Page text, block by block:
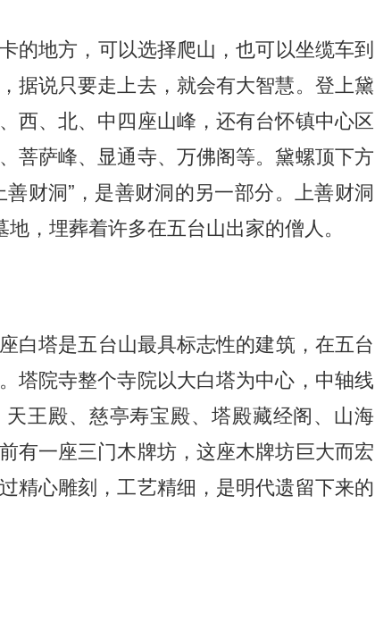
的地方，可以选择爬山，也可以坐缆车到
据说只要走上去，就会有大智慧。登上黛
西、北、中四座山峰，还有台怀镇中心区
菩萨峰、显通寺、万佛阁等。黛螺顶下方
财洞”，是善财洞的另一部分。上善财洞
，埋葬着许多在五台山出家的僧人。
白塔是五台山最具标志性的建筑，在五台
塔院寺整个寺院以大白塔为中心，中轴线
天王殿、慈亭寿宝殿、塔殿藏经阁、山海
有一座三门木牌坊，这座木牌坊巨大而宏
精心雕刻，工艺精细，是明代遗留下来的